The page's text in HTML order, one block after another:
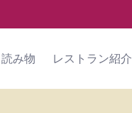
読み物 レストラン紹介